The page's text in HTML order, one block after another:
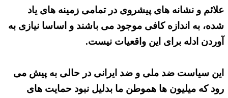
علائم و نشانه های پیشروی در تمامی زمینه های یاد
شده، به اندازه کافی موجود می باشند و اساسا نیازی به
آوردن ادله برای این واقعیات نیست.
این سیاست ضد ملی و ضد ایرانی در حالی به پیش می
رود که میلیون ها هموطن ما بدلیل نبود حمایت های